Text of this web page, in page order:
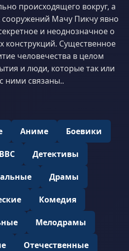
происходящего вокруг, а
сооружений Мачу Пикчу явно
и неоднозначное о
конструкций. Существенное
человечества в целом
и люди, которые так или
ними связаны..
Аниме Боевики
Детективы
Драмы
Комедия
Мелодрамы
Отечественные